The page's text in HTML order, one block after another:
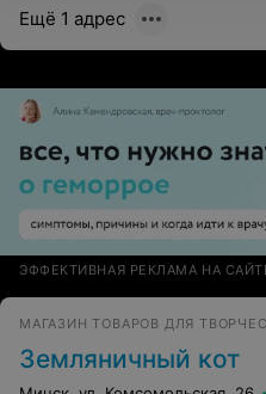
Ещё 1 адрес
ЭФФЕКТИВНАЯ РЕКЛАМА НА
МАГАЗИН ТОВАРОВ ДЛЯ
Земляничный кот